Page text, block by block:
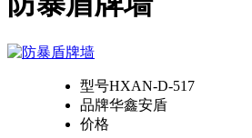
型号HXAN-D-517
品牌华鑫安盾
价格